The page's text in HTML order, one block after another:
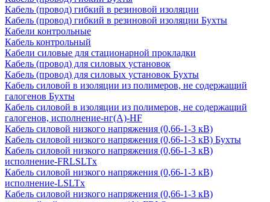
Кабель (провод) гибкий в резиновой изоляции
Кабель (провод) гибкий в резиновой изоляции Бухты
Кабели контрольные
Кабель контрольный
Кабели силовые для стационарной прокладки
Кабель (провод) для силовых установок
Кабель (провод) для силовых установок Бухты
Кабель силовой в изоляции из полимеров, не содержащий
галогенов Бухты
Кабель силовой в изоляции из полимеров, не содержащий
галогенов, исполнение-нг(А)-HF
Кабель силовой низкого напряжения (0,66-1-3 кВ)
Кабель силовой низкого напряжения (0,66-1-3 кВ) Бухты
Кабель силовой низкого напряжения (0,66-1-3 кВ)
исполнение-FRLSLTx
Кабель силовой низкого напряжения (0,66-1-3 кВ)
исполнение-LSLTx
Кабель силовой низкого напряжения (0,66-1-3 кВ)